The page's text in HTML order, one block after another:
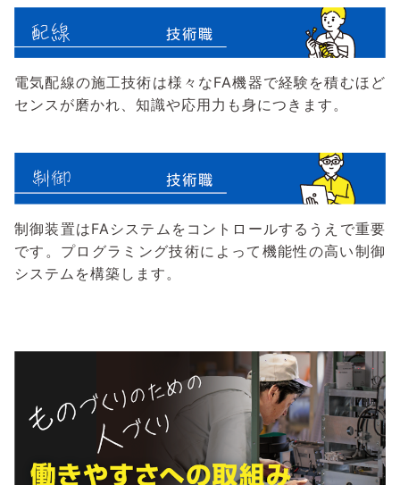
電気配線の施工技術は様々なFA機器で経験を積むほど
センスが磨かれ、知識や応用力も身につきます。
制御装置はFAシステムをコントロールするうえで重要
です。プログラミング技術によって機能性の高い制御
システムを構築します。